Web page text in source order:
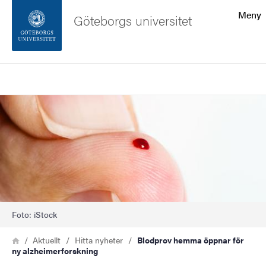
Sidfoten
Om webbplatsen
Meny
Göteborgs universitet
Bild
Foto: iStock
Länkstig
HemAktuellt Hitta nyheter
Blodprov hemma öppnar för
ny alzheimerforskning